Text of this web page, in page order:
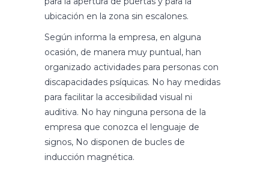
ubicación en la zona sin escalones.
Según informa la empresa, en alguna
ocasión, de manera muy puntual, han
organizado actividades para personas con
discapacidades psíquicas. No hay medidas
para facilitar la accesibilidad visual ni
auditiva. No hay ninguna persona de la
empresa que conozca el lenguaje de
signos, No disponen de bucles de
inducción magnética.